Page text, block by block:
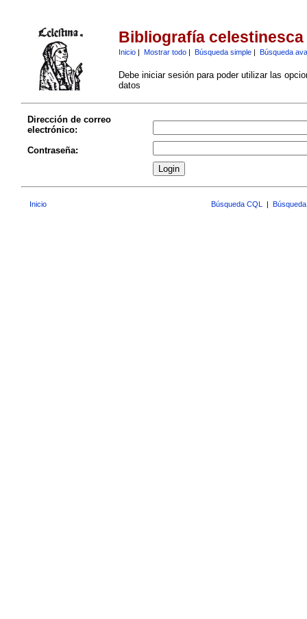
Bibliografía celestinesca
Inicio| Mostrar todo| Búsqueda simple| Búsqueda
Debe iniciar sesión para poder utilizar las
datos
Dirección de correo
electrónico:
Contraseña:
Inicio Búsqueda CQL |